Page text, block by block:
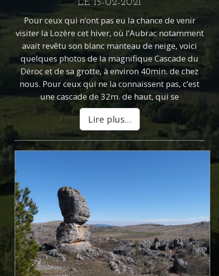
LE 15-02-2021
Pour ceux qui n’ont pas eu la chance de venir
visiter la Lozère cet hiver, où l’Aubrac notamment
avait revêtu son blanc manteau de neige, voici
quelques photos de la magnifique Cascade du
Déroc et de sa grotte, à environ 40min. de chez
nous. Pour ceux qui ne la connaissent pas, c’est
une cascade de 32m. de haut, qui se
Lire plus…